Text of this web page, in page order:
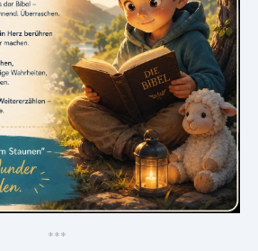
***